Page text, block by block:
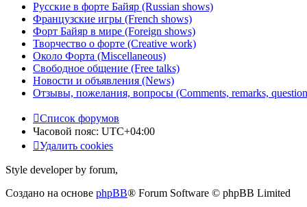
Русские в форте Байяр (Russian shows)
Французские игры (French shows)
Форт Байяр в мире (Foreign shows)
Творчество о форте (Creative work)
Около Форта (Miscellaneous)
Свободное общение (Free talks)
Новости и объявления (News)
Отзывы, пожелания, вопросы (Comments, remarks,
Список форумов
Часовой пояс: UTC+04:00
Удалить cookies
Style developer by forum,
Создано на основе phpBB® Forum Software © phpBB Limited